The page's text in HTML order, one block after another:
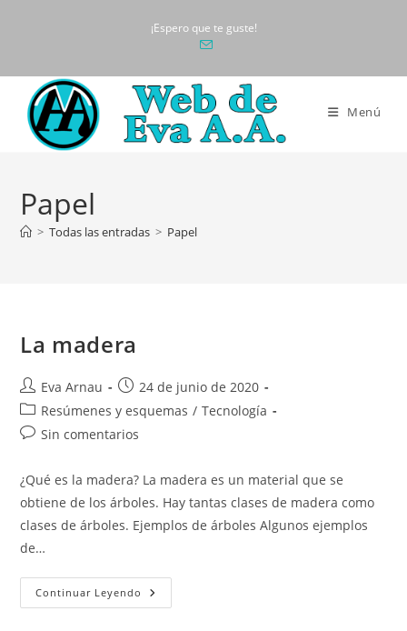
¡Espero que te guste!
Menú
Papel
> Todas las entradas > Papel
La madera
Autor
de
la
entrada:
Eva Arnau
Publicación
de
la
entrada:
24 de junio de 2020
Categoría
de
Resúmenes y esquemas / Tecnología
Comentarios
la
entrada:
Sin comentarios
¿Qué es la madera? La madera es un material que se
obtiene de los árboles. Hay tantas clases de madera como
clases de árboles. Ejemplos de árboles Algunos ejemplos
de…
Continuar Leyendo La
Madera